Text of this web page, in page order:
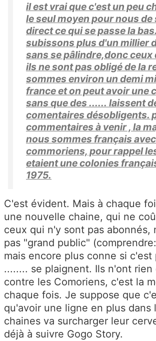
il est vrai que c'est un peu
le seul moyen pour nous de
direct ce qui se passe la
subissons plus d'un millier
sans se pâlindre,donc
ils ne sont pas obligé de la
sommes environ un demi
france et on peut avoir une
sans que des ...... laissent
comentaires désobligents.
commentaires à venir , la
nous sommes français
commoriens, pour rappel
etaient une colonies
1975.
C'est évident. Mais à chaque
une nouvelle chaine, qui ne
ceux qui n'y sont pas abonnés,
pas "grand public"
mais encore plus conne si c'est
........ se plaignent. Ils n'ont
contre les Comoriens, c'est la
chaque fois. Je suppose que
qu'avoir une ligne en plus dans
chaines va surcharger leur
déjà à suivre Gogo Story.